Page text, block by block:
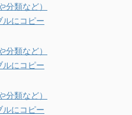
分類など）
ルにコピー
分類など）
ルにコピー
分類など）
ルにコピー